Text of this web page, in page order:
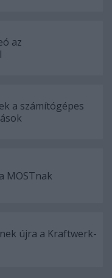
az
a számítógépes
MOSTnak
újra a Kraftwerk-